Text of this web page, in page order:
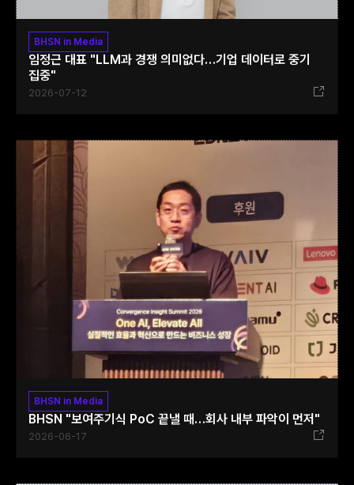
BHSN in Media
임정근 대표 "LLM과 경쟁 의미없다…기업 데이터로 중기
집중"
2026-07-12
BHSN in Media
BHSN "보여주기식 PoC 끝낼 때…회사 내부 파악이 먼저"
2026-06-17